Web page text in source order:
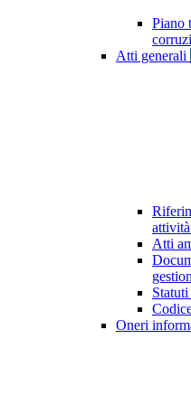
Piano
Atti generali
attività
Atti
Oneri